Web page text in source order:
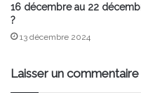
16 décembre au 22
?
13 décembre 2024
Laisser un commentaire